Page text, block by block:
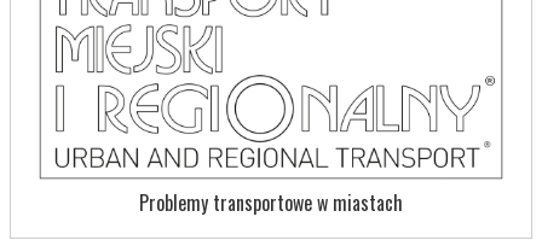
Problemy transportowe w miastach